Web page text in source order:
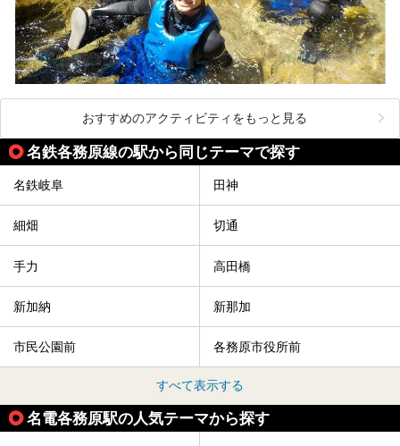
おすすめのアクティビティをもっと見る
名鉄各務原線の駅から同じテーマで探す
名鉄岐阜 田神
細畑 切通
手力 高田橋
新加納 新那加
市民公園前 各務原市役所前
すべて表示する
名電各務原駅の人気テーマから探す